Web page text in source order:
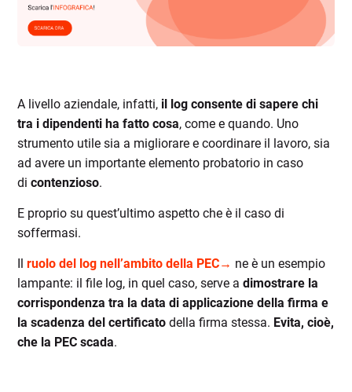
A livello aziendale, infatti, il log consente di sapere chi
tra i dipendenti ha fattocosa, come e quando. Uno
strumento utile sia a migliorare e coordinare il lavoro, sia
ad avere un importanteelemento probatorio in caso
di contenzioso.
E proprio su quest’ultimo aspetto che è il caso di
soffermasi.
Ilruolo del log nell’ambito della PEC→ ne è un esempio
lampante: il file log, in quel caso, serve adimostrare la
corrispondenza tra la data di applicazione della firma e
la scadenza del certificato della firma stessa. Evita, cioè,
che la PEC scada.